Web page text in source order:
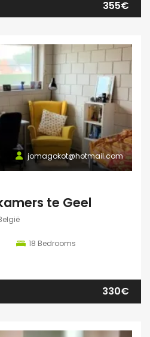
355€
jomagokot@hotmail.com
te Geel
18 Bedrooms
330€